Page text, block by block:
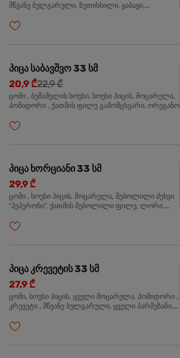
მწვანე ბულგარული, ზეთისხილი, ყაბაყი,
ორეგანო
პიცა საბავშვო 33 სმ
20,9 ₾22,9 ₾
ცომი , ბეშამელის სოუსი, სოუსი პიცის, მოცარელა,
პომიდორი , ქათმის ფილე გამომცხვარი, ორეგანო
პიცა ხორციანი 33 სმ
29,9 ₾
ცომი , სოუსი პიცის, მოცარელა, შებოლილი ძეხვი
"პეპერონი", ქათმის შებოლილი ფილე, ლორი,
პიცა კრევეტის 33 სმ
27,9 ₾
ცომი, სოუსი პიცის, ყველი მოცარელა, პომიდორი ,
კრევეტი , მწვანე ბულგარული, ყველი პარმეზანი,